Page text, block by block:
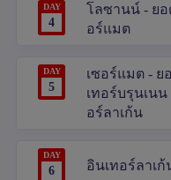
DAY
4
โลซานน์ - ยอ
อร์แมต
DAY
5
เซอร์แมต - ย
เทอร์บรุนเนน
อร์ลาเก้น
DAY
6 อินเทอร์ลาเก้